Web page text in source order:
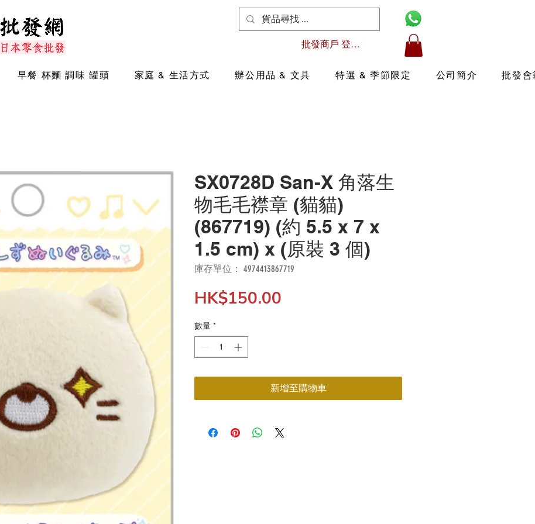
批發商戶 登入/註冊
早餐 杯麵 調味 罐頭 家庭 & 生活方式 辦公用品 & 文具 特選 & 季節限定 公司簡介 批發會
SX0728D San-X 角落生
物毛毛襟章 (貓貓)
(867719) (約 5.5 x 7 x
1.5 cm) x (原裝 3 個)
庫存單位： 4974413867719
HK$150.00
數量 *
新增至購物車